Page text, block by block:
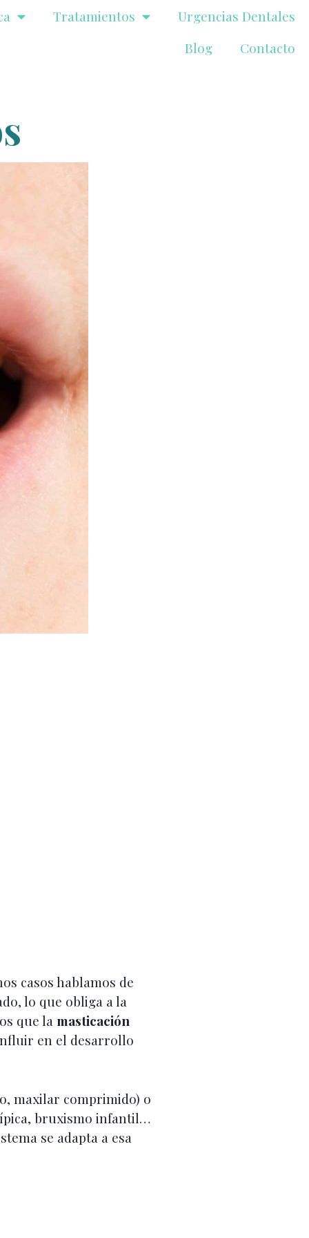
Tratamientos
Urgencias Dentales
Blog
Contacto
casos hablamos de
lo que obliga a la
que la masticación
en el desarrollo
maxilar comprimido) o
bruxismo infantil…
se adapta a esa